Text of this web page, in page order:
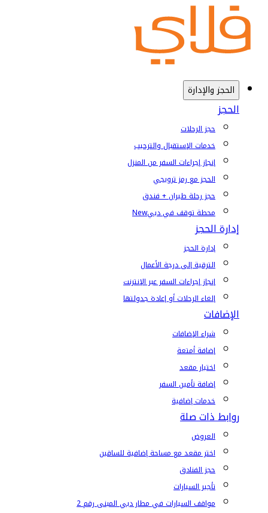
الحجز والإدارة
الحجز
حجز الرحلات
خدمات الإستقبال والترحيب
إنجاز إجراءات السفر من المنزل
الحجز مع رمز ترويجي
حجز رحلة طيران + فندق
محطة توقف في دبيNew
إدارة الحجز
إدارة الحجز
الترقية إلى درجة الأعمال
إنجاز إجراءات السفر عبر الإنترنت
إلغاء الرحلات أو إعادة جدولتها
الإضافات
شراء الإضافات
إضافة أمتعة
اختيار مقعد
إضافة تأمين السفر
خدمات إضافية
روابط ذات صلة
العروض
اختر مقعد مع مساحة إضافية للساقين
حجز الفنادق
تأجير السيارات
مواقف السيارات في مطار دبي المبنى رقم 2